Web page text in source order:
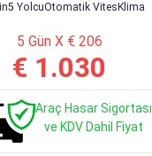
5 YolcuOtomatik Vites Klima
5 Gün X € 206
€ 1.030
Araç Hasar Sigortası
ve KDV Dahil Fiyat